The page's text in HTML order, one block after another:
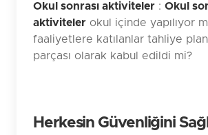
Okul sonrası aktiviteler : Okul
aktiviteler okul içinde yapılıyor
faaliyetlere katılanlar tahliye
parçası olarak kabul edildi mi?
Herkesin Güvenliğini